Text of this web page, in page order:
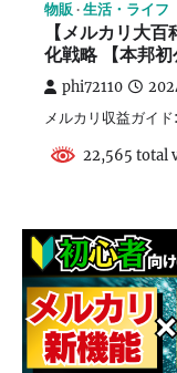
物販 生活・ライフ
【メルカリ大
化戦略 【本邦初
phi72110
メルカリ収益ガイ
22,565 total